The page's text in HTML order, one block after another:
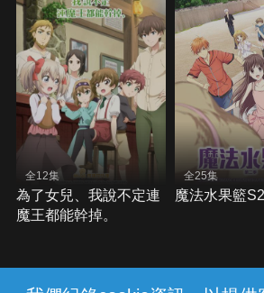
全12集
為了女兒、我說不定連
魔王都能幹掉。
全25集
魔法水果籃S2